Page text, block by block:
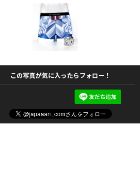
この写真が気に入ったらフォロー！